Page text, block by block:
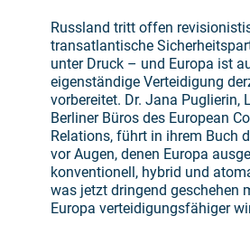
Russland tritt offen
transatlantische
unter Druck – und Europa ist
eigenständige Verteidigung
vorbereitet. Dr. Jana Puglierin,
Berliner Büros des European
Relations, führt in ihrem Buch
vor Augen, denen Europa
konventionell, hybrid und
was jetzt dringend geschehen
Europa verteidigungsfähiger